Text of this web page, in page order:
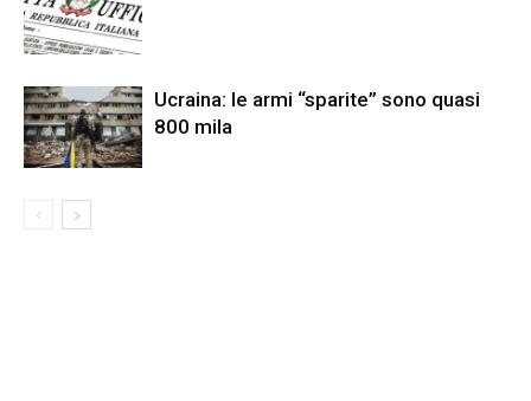
Ucraina: le armi “sparite” sono quasi
800 mila